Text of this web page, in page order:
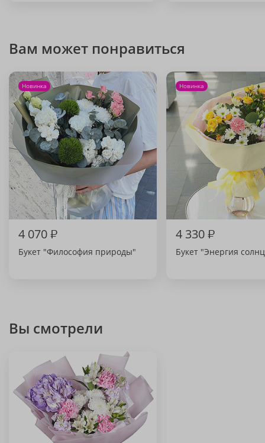
Вам может понравиться
Новинка
4 070₽
Букет "Философия природы"
Новинка
4 330₽
Букет "Энергия
Вы смотрели